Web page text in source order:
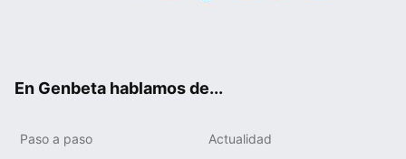
En Genbeta hablamos de...
Paso a paso Actualidad